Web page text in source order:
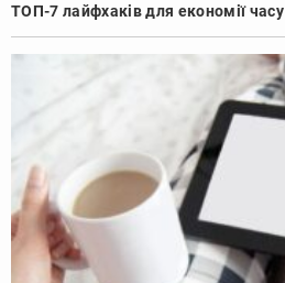
ТОП-7 лайфхаків для економії часу